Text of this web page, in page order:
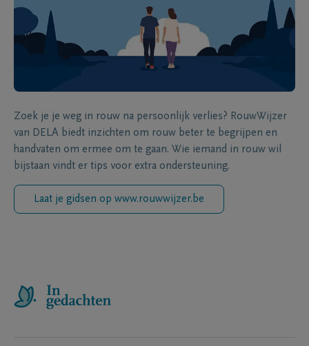
Zoek je je weg in rouw na persoonlijk verlies? RouwWijzer
van DELA biedt inzichten om rouw beter te begrijpen en
handvaten om ermee om te gaan. Wie iemand in rouw wil
bijstaan vindt er tips voor extra ondersteuning.
Laat je gidsen op www.rouwwijzer.be